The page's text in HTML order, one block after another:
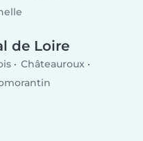
de Loire
Châteauroux